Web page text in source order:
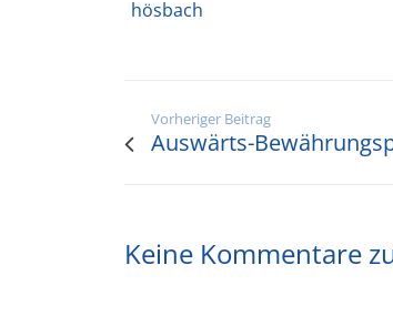
hösbach
Vorheriger Beitrag
Auswärts-
Keine Kommentare